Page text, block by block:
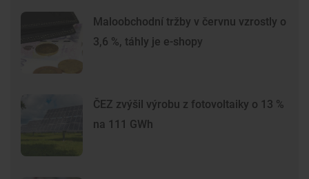
Maloobchodní tržby v červnu vzrostly o
3,6 %, táhly je e-shopy
ČEZ zvýšil výrobu z fotovoltaiky o 13 %
na 111 GWh